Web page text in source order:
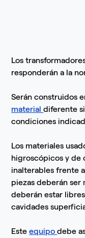
Los
responderán a la
Serán construidos
materialdiferente
condiciones
Los materiales
higroscópicos y de
inalterables frente
piezas deberán ser
deberán estar
cavidades
Esteequipodebe